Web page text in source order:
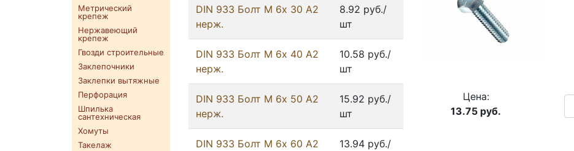
Метрический
крепеж
Нержавеющий
крепеж
Гвозди строительные
Заклепочники
Заклепки вытяжные
Перфорация
Шпилька
сантехническая
Хомуты
Такелаж
DIN 933 Болт М 6х 30 А2
нерж.
8.92 руб./
шт
DIN 933 Болт М 6х 40 А2
нерж.
10.58 руб./
шт
DIN 933 Болт М 6х 50 А2
нерж.
15.92 руб./
шт
DIN 933 Болт М 6х 60 А2
13.94 руб./
Цена:
13.75 руб.